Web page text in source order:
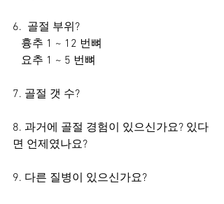
6.  골절 부위?
   흉추 1 ~ 12 번뼈
   요추 1 ~ 5 번뼈
7. 골절 갯 수?
8. 과거에 골절 경험이 있으신가요? 있다
면 언제였나요?
9. 다른 질병이 있으신가요?